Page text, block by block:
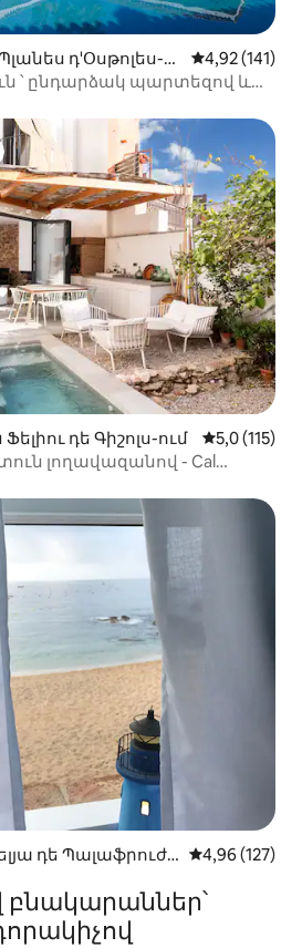
դ'Օսթոլես-ու
Միջին
4,92 (141)
՝ ընդարձակ պարտեզով և
տները
դե Գիշոլս-ում Միջին
5,0 (115)
լողավազանով - Cal
դե Պալաֆրուժե Միջին
4,96 (127)
բնակարաններ՝